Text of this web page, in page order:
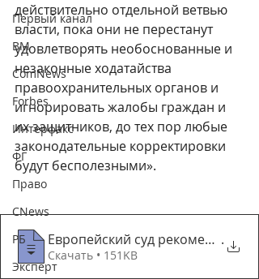
Первый канал
ВМ
ComNews
Forbes
Интерфакс
ФГ
Право
CNews
РБ
Эксперт
действительно отдельной ветвью
власти, пока они не перестанут
удовлетворять необоснованные и
незаконные ходатайства
правоохранительных органов и
игнорировать жалобы граждан и
их защитников, до тех пор любые
законодательные корректировки
будут бесполезными».
Европейский суд рекомендовал
.
Скачать • 151KB